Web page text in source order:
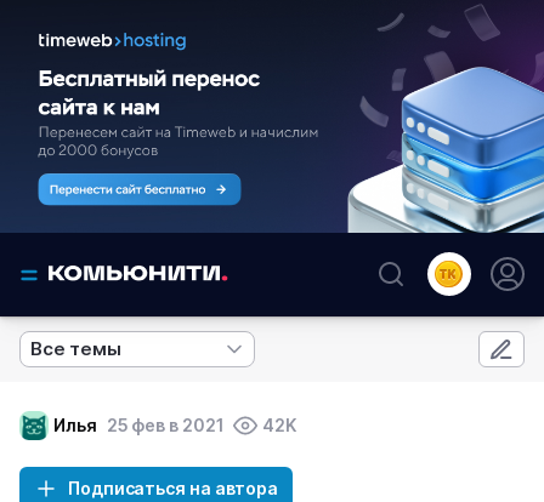
Все темы
Илья 25 фев в 2021 42K
Подписаться на автора